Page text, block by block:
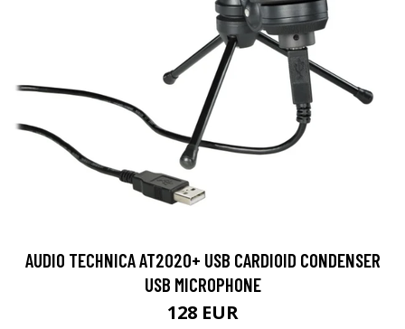
AUDIO TECHNICA AT2020+ USB CARDIOID CONDENSER
USB MICROPHONE
128 EUR